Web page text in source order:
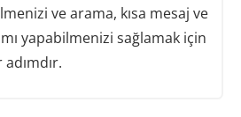
ve arama, kısa mesaj ve
yapabilmenizi sağlamak için